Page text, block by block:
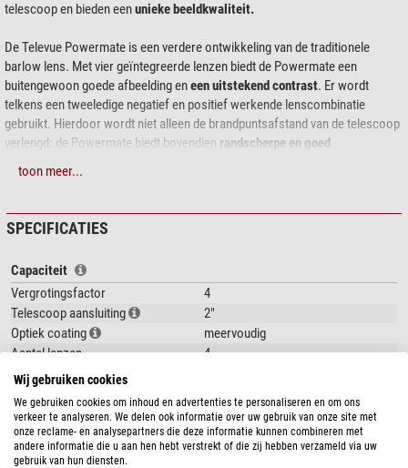
telescoop en bieden eenunieke beeldkwaliteit.
De Televue Powermate is een verdere ontwikkeling van de traditionele
barlow lens. Met vier geïntegreerde lenzen biedt de Powermate een
buitengewoon goede afbeelding eneen uitstekend contrast. Er wordt
telkens een tweeledige negatief en positief werkende lenscombinatie
gebruikt. Hierdoor wordt niet alleen de brandpuntsafstand van de telescoop
verlengd: de Powermate biedt bovendien randscherpe en goed
worden gebruikt. In oculairs met een lange brandpuntsafstand wordt de
vertoont daarom geen vignettering en het vertrouwde kijkcomfort blijft
behouden.
In tegenstelling tot normale barlow lenzen produceert de Powermate geen
divergerende straalgangen die het beeld zouden kunnen verslechteren. Het
licht wordt parallel aan het oculair of de camera doorgelaten. De
Powermate is ook geschikt voor fotografie en werkt ook hier met een
kwaliteit en het beste contrast.
De voordelen in één oogopslag:
Powermate met combinatie van vier lenzen
Geen vignettering bij observatie
toon meer...
SPECIFICATIES
Capaciteit
Vergrotingsfactor
4
Telescoop aansluiting
2"
Optiek coating
meervoudig
Aantal lenzen
4
Ringklem
Algemeen
Materiaal
Aluminium
Gewicht (g)
545
Wij gebruiken cookies
We gebruiken cookies om inhoud en advertenties te personaliseren en om ons
verkeer te analyseren. We delen ook informatie over uw gebruik van onze site met
onze reclame- en analysepartners die deze informatie kunnen combineren met
andere informatie die u aan hen hebt verstrekt of die zij hebben verzameld via uw
gebruik van hun diensten.